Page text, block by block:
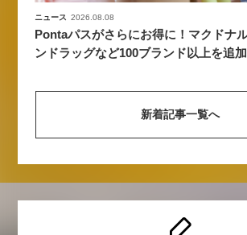
ニュース 2026.08.08
Pontaパスがさらにお得に！マクドナ
ンドラッグなど100ブランド以上を追加
新着記事一覧へ